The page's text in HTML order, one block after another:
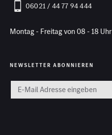
06021 / 44 77 94 444
Montag - Freitag von 08 - 18 Uhr
NEWSLETTER ABONNIEREN